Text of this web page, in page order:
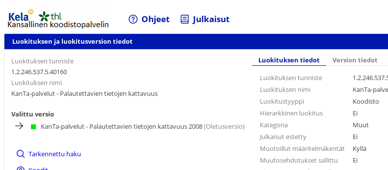
Ohjeet Julkaisut
Luokituksen ja luokitusversion tiedot
Luokituksen tunniste
1.2.246.537.5.40160
Luokituksen nimi
KanTa-palvelut - Palautettavien tietojen kattavuus
Valittu versio
KanTa-palvelut - Palautettavien tietojen kattavuus 2008(Oletusversio)
Tarkennettu haku
Luokituksen tiedot Version tiedot
Luokituksen tunniste
Luokituksen nimi
KanTa-
Luokitustyyppi
Koodisto
Hierarkkinen luokitus
Ei
Kategoria
Muut
Julkaisut estetty
Ei
Muotoillut määritelmäkentät
Kyllä
Muutosehdotukset sallittu
Ei